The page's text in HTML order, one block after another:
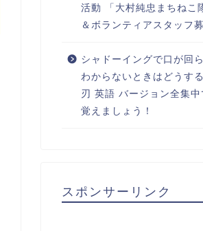
活動 「大村純忠まちねこ
＆ボランティアスタッフ
シャドーイングで口が回
わからないときはどうす
刃 英語 バージョン全集中
覚えましょう！
スポンサーリンク